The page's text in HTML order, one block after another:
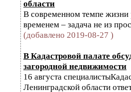
области
В современном темпе жизни
временем – задача не из
(добавлено 2019-08-27 )
В Кадастровой палате
загородной недвижимости
16 августа
Ленинградской области